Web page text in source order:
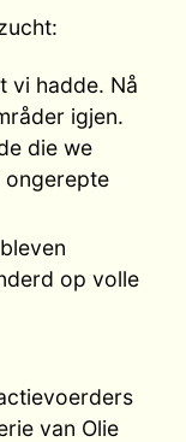
vi hadde. Nå
igjen.
die we
ongerepte
op volle
van Olie